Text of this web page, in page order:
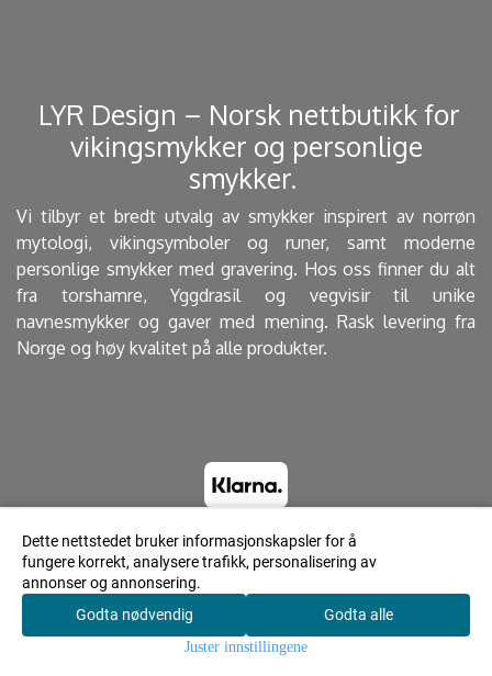
Søk
Dette nettstedet bruker informasjonskapsler for å
fungere korrekt, analysere trafikk, personalisering av
annonser og annonsering.
Godta nødvendig
Godta alle
Juster innstillingene
​ LYR Design – Norsk nettbutikk for
vikingsmykker og personlige
smykker. ​
Vi tilbyr et bredt utvalg av smykker inspirert av norrøn
mytologi, vikingsymboler og runer, samt moderne
personlige smykker med gravering. Hos oss finner du alt
fra torshamre, Yggdrasil og vegvisir til unike
navnesmykker og gaver med mening. Rask levering fra
Norge og høy kvalitet på alle produkter.
© 2023 Lyrdesign.no - Powered by Mystore.no